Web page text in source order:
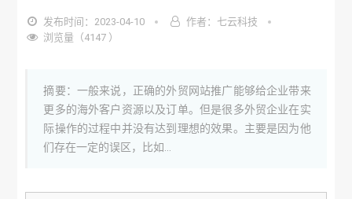
发布时间：2023-04-10
作者：七云科技
浏览量（4147 ）
摘要：一般来说，正确的外贸网站推广能够给企业带来
更多的海外客户资源以及订单。但是很多外贸企业在实
际操作的过程中并没有达到理想的效果。主要是因为他
们存在一定的误区，比如...